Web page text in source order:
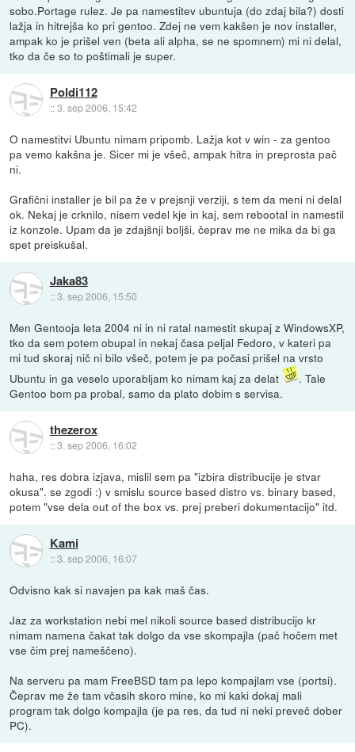
sobo.Portage rulez. Je pa namestitev ubuntuja (do zdaj bila?) dosti
lažja in hitrejša ko pri gentoo. Zdej ne vem kakšen je nov installer,
ampak ko je prišel ven (beta ali alpha, se ne spomnem) mi ni delal,
tko da če so to poštimali je super.
Poldi112
::3. sep 2006, 15:42
O namestitvi Ubuntu nimam pripomb. Lažja kot v win - za gentoo
pa vemo kakšna je. Sicer mi je všeč, ampak hitra in preprosta pač
ni.
Grafični installer je bil pa že v prejsnji verziji, s tem da meni ni delal
ok. Nekaj je crknilo, nisem vedel kje in kaj, sem rebootal in namestil
iz konzole. Upam da je zdajšnji boljši, čeprav me ne mika da bi ga
spet preiskušal.
Jaka83
::3. sep 2006, 15:50
Men Gentooja leta 2004 ni in ni ratal namestit skupaj z WindowsXP,
tko da sem potem obupal in nekaj časa peljal Fedoro, v kateri pa
mi tud skoraj nič ni bilo všeč, potem je pa počasi prišel na vrsto
Ubuntu in ga veselo uporabljam ko nimam kaj za delat
. Tale
Gentoo bom pa probal, samo da plato dobim s servisa.
thezerox
::3. sep 2006, 16:02
haha, res dobra izjava, mislil sem pa "izbira distribucije je stvar
okusa". se zgodi :) v smislu source based distro vs. binary based,
potem "vse dela out of the box vs. prej preberi dokumentacijo" itd.
Kami
::3. sep 2006, 16:07
Odvisno kak si navajen pa kak maš čas.
Jaz za workstation nebi mel nikoli source based distribucijo kr
nimam namena čakat tak dolgo da vse skompajla (pač hočem met
vse čim prej nameščeno).
Na serveru pa mam FreeBSD tam pa lepo kompajlam vse (portsi).
Čeprav me že tam včasih skoro mine, ko mi kaki dokaj mali
program tak dolgo kompajla (je pa res, da tud ni neki preveč dober
PC).